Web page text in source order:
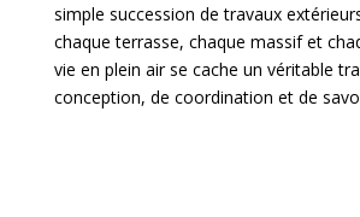
simple succession de travaux
chaque terrasse, chaque massif et
vie en plein air se cache un véritable
conception, de coordination et de